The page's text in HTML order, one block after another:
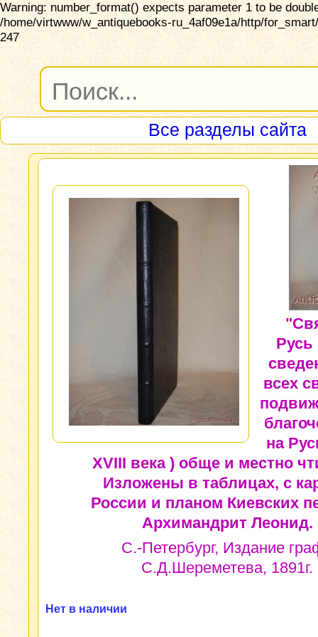
Warning: number_format() expects parameter 1 to be
/home/virtwww/w_antiquebooks-ru_4af09e1a/http/
247
Все разделы сайта
Русь
всех
на
XVIII века ) обще и местно
Изложены в таблицах, с
России и планом Киевских
Архимандрит Леонид.
С.-Петербург, Издание
С.Д.Шереметева, 1891г.
Нет в наличии